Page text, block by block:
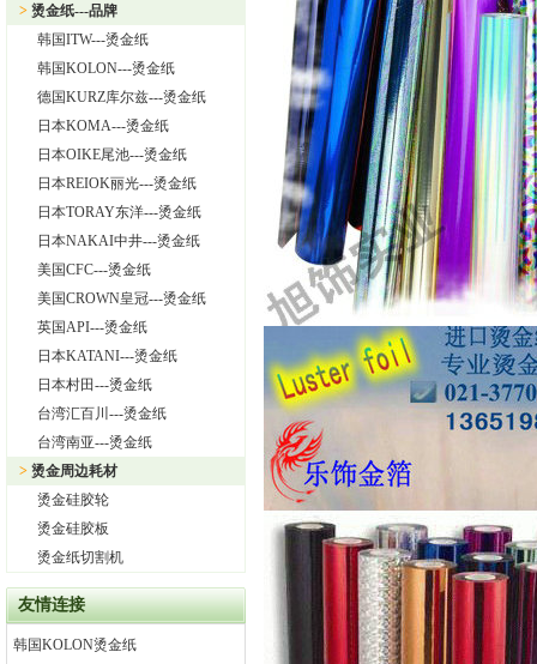
> 烫金纸---品牌
韩国ITW---烫金纸
韩国KOLON---烫金纸
德国KURZ库尔兹---烫金纸
日本KOMA---烫金纸
日本OIKE尾池---烫金纸
日本REIOK丽光---烫金纸
日本TORAY东洋---烫金纸
日本NAKAI中井---烫金纸
美国CFC---烫金纸
美国CROWN皇冠---烫金纸
英国API---烫金纸
日本KATANI---烫金纸
日本村田---烫金纸
台湾汇百川---烫金纸
台湾南亚---烫金纸
> 烫金周边耗材
烫金硅胶轮
烫金硅胶板
烫金纸切割机
友情连接
韩国KOLON烫金纸